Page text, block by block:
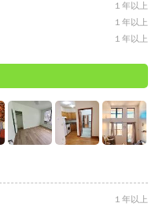
１年以上
１年以上
１年以上
１年以上